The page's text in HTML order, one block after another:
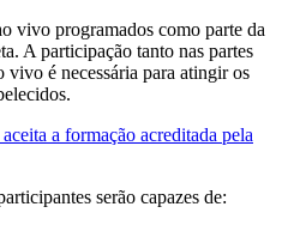
vivo programados como parte da
A participação tanto nas partes
vivo é necessária para atingir os
a formação acreditada pela
serão capazes de: